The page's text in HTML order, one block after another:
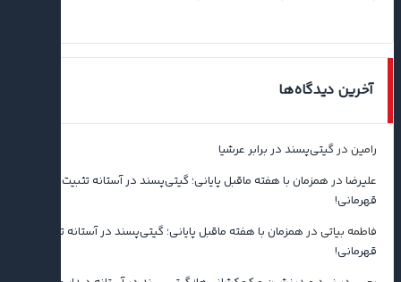
آخرین دیدگاه‌ها
رامین درگیتی‌پسند در برابر عرشیا
علیرضا در همزمان با هفته ماقبل پایانی؛ گیتی‌پسند در آستانه تثبیت
قهرمانی!
فاطمه بیاتی در همزمان با هفته ماقبل پایانی؛ گیتی‌پسند در آستانه تثبیت
قهرمانی!